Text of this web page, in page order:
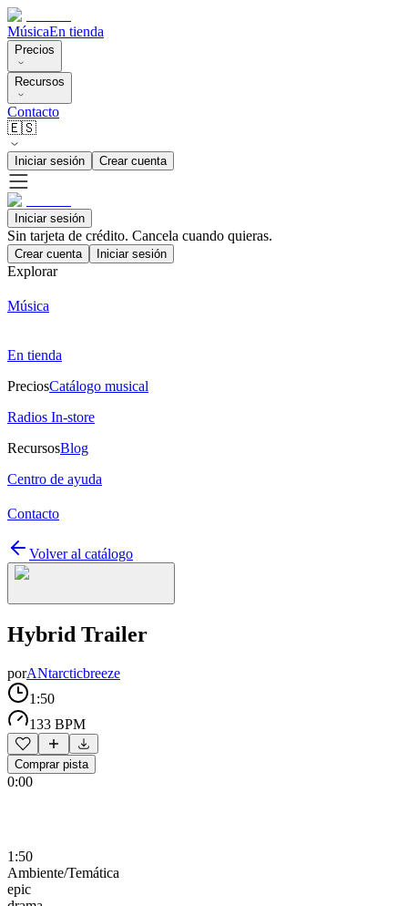
MúsicaEn tienda
Precios
Recursos
Contacto
🇪🇸
Iniciar sesión Crear cuenta
Iniciar sesión
Sin tarjeta de crédito. Cancela cuando quieras.
Crear cuenta Iniciar sesión
Explorar
Música
En tienda
PreciosCatálogo musical
Radios In-store
RecursosBlog
Centro de ayuda
Contacto
Volver al catálogo
Hybrid Trailer
porANtarcticbreeze
1:50
133 BPM
Comprar pista
0:00
1:50
Ambiente/Temática
epic